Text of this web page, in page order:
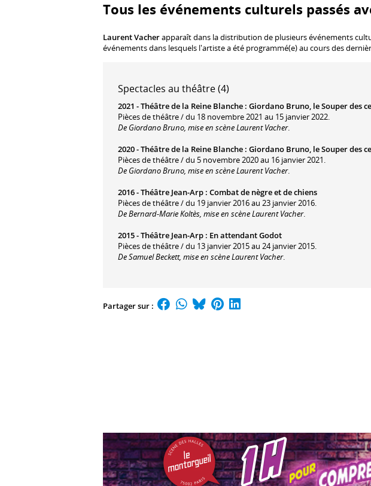
Tous les événements culturels passés
Laurent Vacherapparaît dans la distribution de plusieurs événements
événements dans lesquels l'artiste a été programmé(e) au cours des
Spectacles au théâtre (4)
2021 -Théâtre de la Reine Blanche : Giordano Bruno, le Souper des
Pièces de théâtre / du 18 novembre 2021 au 15 janvier 2022.
De Giordano Bruno, mise en scène Laurent Vacher.
2020 -Théâtre de la Reine Blanche : Giordano Bruno, le Souper des
Pièces de théâtre / du 5 novembre 2020 au 16 janvier 2021.
De Giordano Bruno, mise en scène Laurent Vacher.
2016 -Théâtre Jean-Arp : Combat de nègre et de chiens
Pièces de théâtre / du 19 janvier 2016 au 23 janvier 2016.
De Bernard-Marie Koltès, mise en scène Laurent Vacher.
2015 -Théâtre Jean-Arp : En attendant Godot
Pièces de théâtre / du 13 janvier 2015 au 24 janvier 2015.
De Samuel Beckett, mise en scène Laurent Vacher.
Partager sur :